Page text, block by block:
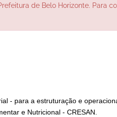
de Belo Horizonte. Para
- para a estruturação e
e Nutricional - CRESAN.